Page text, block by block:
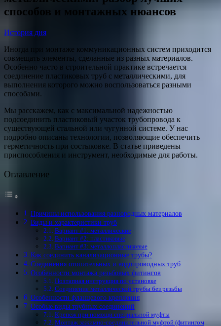
способов и монтажных нюансов
История дня
Иногда при монтаже коммуникационных систем приходится
совмещать элементы, сделанные из разных материалов.
Особенно часто в строительной практике встречается
соединение пластиковых труб с металлическими, для
выполнения которого можно воспользоваться разными
способами.
Мы расскажем, как с максимальной надежностью
подсоединить пластиковый участок трубопровода к
существующей стальной или чугунной системе. У нас
подробно описаны технологии, позволяющие обеспечить
герметичность при состыковке. В статье приведены
приспособления и инструмент, необходимые для работы.
Оглавление
Причины использования разнородных материалов
Виды и характеристики труб
Вариант #1: металлические
Вариант #2: пластиковые
Вариант #3: металлопластиковые
Как соединить канализационные трубы?
Соединения отопительных и водопроводных труб
Особенности монтажа резьбовых фитингов
Поэтапная инструкция по установке
Соединение металлической трубы без резьбы
Особенности фланцевого крепления
Особые виды трубных соединений
Крепеж при помощи специальной муфты
Монтаж зажимно-соединительной муфтой (фитингом